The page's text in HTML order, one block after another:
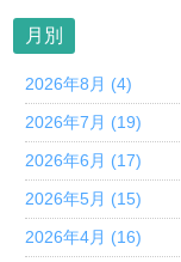
月別
2026年8月 (4)
2026年7月 (19)
2026年6月 (17)
2026年5月 (15)
2026年4月 (16)